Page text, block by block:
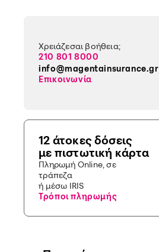
Χρειάζεσαι βοήθεια;
210 801 8000
info@magentainsurance.gr
Επικοινωνία
12 άτοκες δόσεις
με πιστωτική κάρτα
Πληρωμή Online, σε
τράπεζα
ή μέσω IRIS
Τρόποι πληρωμής